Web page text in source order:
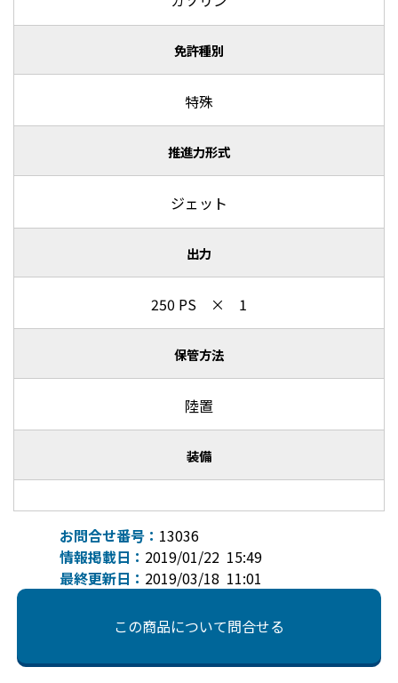
免許種別
特殊
推進力形式
ジェット
出力
250 PS × 1
保管方法
陸置
装備
お問合せ番号： 13036
情報掲載日： 2019/01/22 15:49
最終更新日： 2019/03/18 11:01
この商品について問合せる